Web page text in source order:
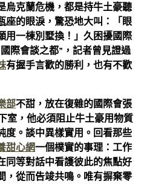
克蘭危機，都是持牛土豪聽
座的眼淚，驚恐地大叫：「眼
用一棟別墅換！」久困擾國際
際會談之都”，記者曾見證過
有握手言歡的勝利，也有不歡
部不甜，放在復雜的國際會張
室，他必須阻止牛土豪用物質
度。談中異樣實用。回看那些
甜心網一個樸實的事理：工作
同等對話中看護彼此的焦點好
，從而告竣共鳴。唯有摒棄零